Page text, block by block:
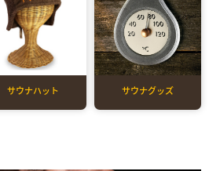
サウナハット サウナグッズ